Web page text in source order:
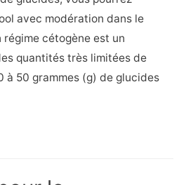
avec modération dans le
cétogène est un
quantités très limitées de
à 50 grammes (g) de glucides